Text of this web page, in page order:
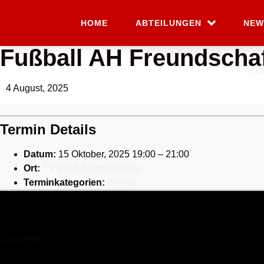
HOME ABTEILUNGEN
Fußball AH
4 August, 2025
Termin Details
Datum: 15 Oktober, 2025 19:00 – 21:00
Ort:
Terminkategorien: